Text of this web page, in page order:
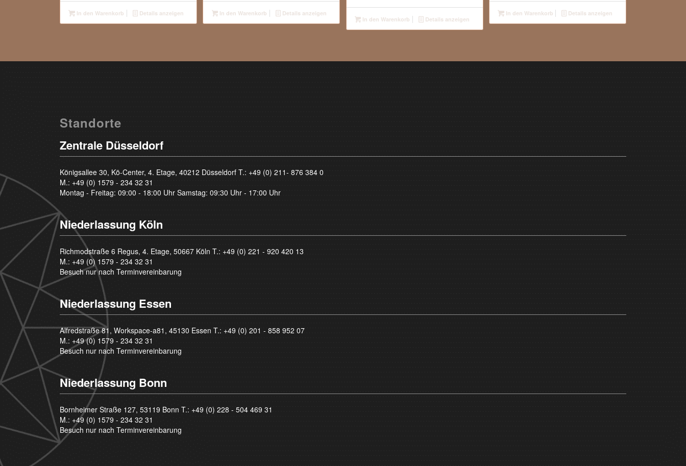
In den Warenkorb Details anzeigen In den Warenkorb Details anzeigen
In den Warenkorb Details anzeigen
In den Warenkorb Details anzeigen
Standorte
Zentrale Düsseldorf
Königsallee 30, Kö-Center, 4. Etage, 40212 Düsseldorf T.: +49 (0) 211- 876 384 0
M.: +49 (0) 1579 - 234 32 31
Montag - Freitag: 09:00 - 18:00 Uhr Samstag: 09:30 Uhr - 17:00 Uhr
Niederlassung Köln
Richmodstraße 6 Regus, 4. Etage, 50667 Köln T.: +49 (0) 221 - 920 420 13
M.: +49 (0) 1579 - 234 32 31
Besuch nur nach Terminvereinbarung
Niederlassung Essen
Alfredstraße 81, Workspace-a81, 45130 Essen T.: +49 (0) 201 - 858 952 07
M.: +49 (0) 1579 - 234 32 31
Besuch nur nach Terminvereinbarung
Niederlassung Bonn
Bornheimer Straße 127, 53119 Bonn T.: +49 (0) 228 - 504 469 31
M.: +49 (0) 1579 - 234 32 31
Besuch nur nach Terminvereinbarung